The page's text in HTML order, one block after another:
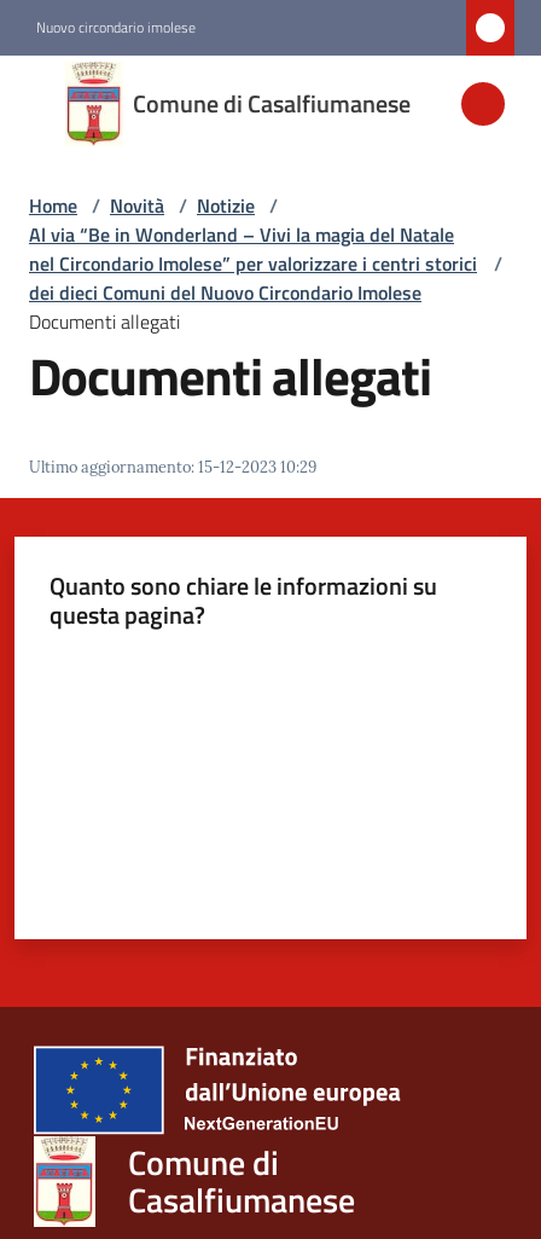
Nuovo circondario imolese
Comune di Casalfiumanese
Comune di
Casalfiumanese
Amministrazione
Novità
Menu selezionato
Servizi
Casalfiumanese
5x1000
Home / Novità / Notizie /
Al via “Be in Wonderland – Vivi la magia del Natale
nel Circondario Imolese” per valorizzare i centri storici
dei dieci Comuni del Nuovo Circondario Imolese
/
Documenti allegati
Documenti allegati
Ultimo aggiornamento:15-12-2023 10:29
Quanto sono chiare le informazioni su
questa pagina?
Comune di
Casalfiumanese